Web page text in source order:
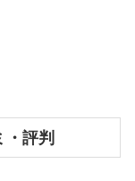
評判